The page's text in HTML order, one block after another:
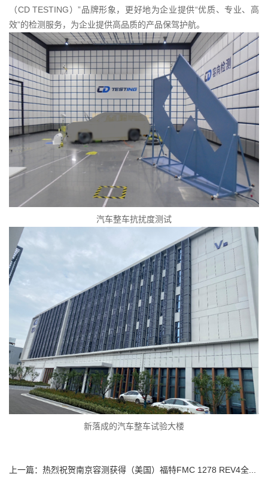
（CD TESTING）”品牌形象，更好地为企业提供“优质、专业、高
效”的检测服务，为企业提供高品质的产品保驾护航。
汽车整车抗扰度测试
新落成的汽车整车试验大楼
上一篇： 热烈祝贺南京容测获得（美国）福特FMC 1278 REV4全...